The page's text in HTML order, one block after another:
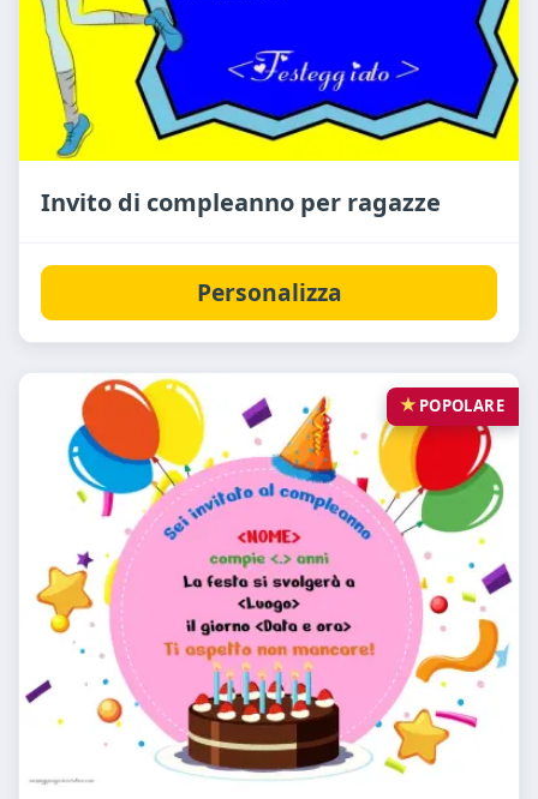
Invito di compleanno per ragazze
Personalizza
POPOLARE